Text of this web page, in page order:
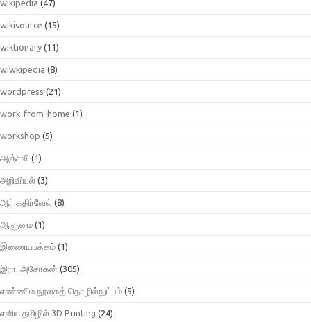
wikipedia (47)
wikisource (15)
wiktionary (11)
wiwkipedia (8)
wordpress (21)
work-from-home (1)
workshop (5)
அஞ்சலி (1)
அறிவியல் (3)
ஆர்.கதிர்வேல் (8)
ஆளுமை (1)
இணையபக்கம் (1)
இரா. அசோகன் (305)
எண்ணிம நூலகத் தொழில்நுட்பம் (5)
எளிய தமிழில் 3D Printing (24)